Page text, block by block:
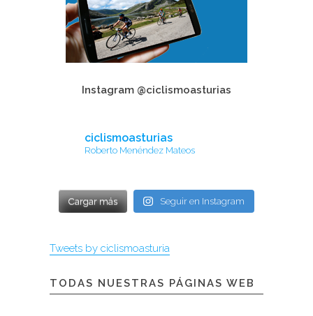
Instagram @ciclismoasturias
ciclismoasturias
Roberto Menéndez Mateos
Cargar más Seguir en Instagram
Tweets by ciclismoasturia
TODAS NUESTRAS PÁGINAS WEB